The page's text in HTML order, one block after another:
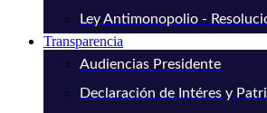
Ley Antimonopolio -
Transparencia
Audiencias Presidente
Declaración de Intéres y